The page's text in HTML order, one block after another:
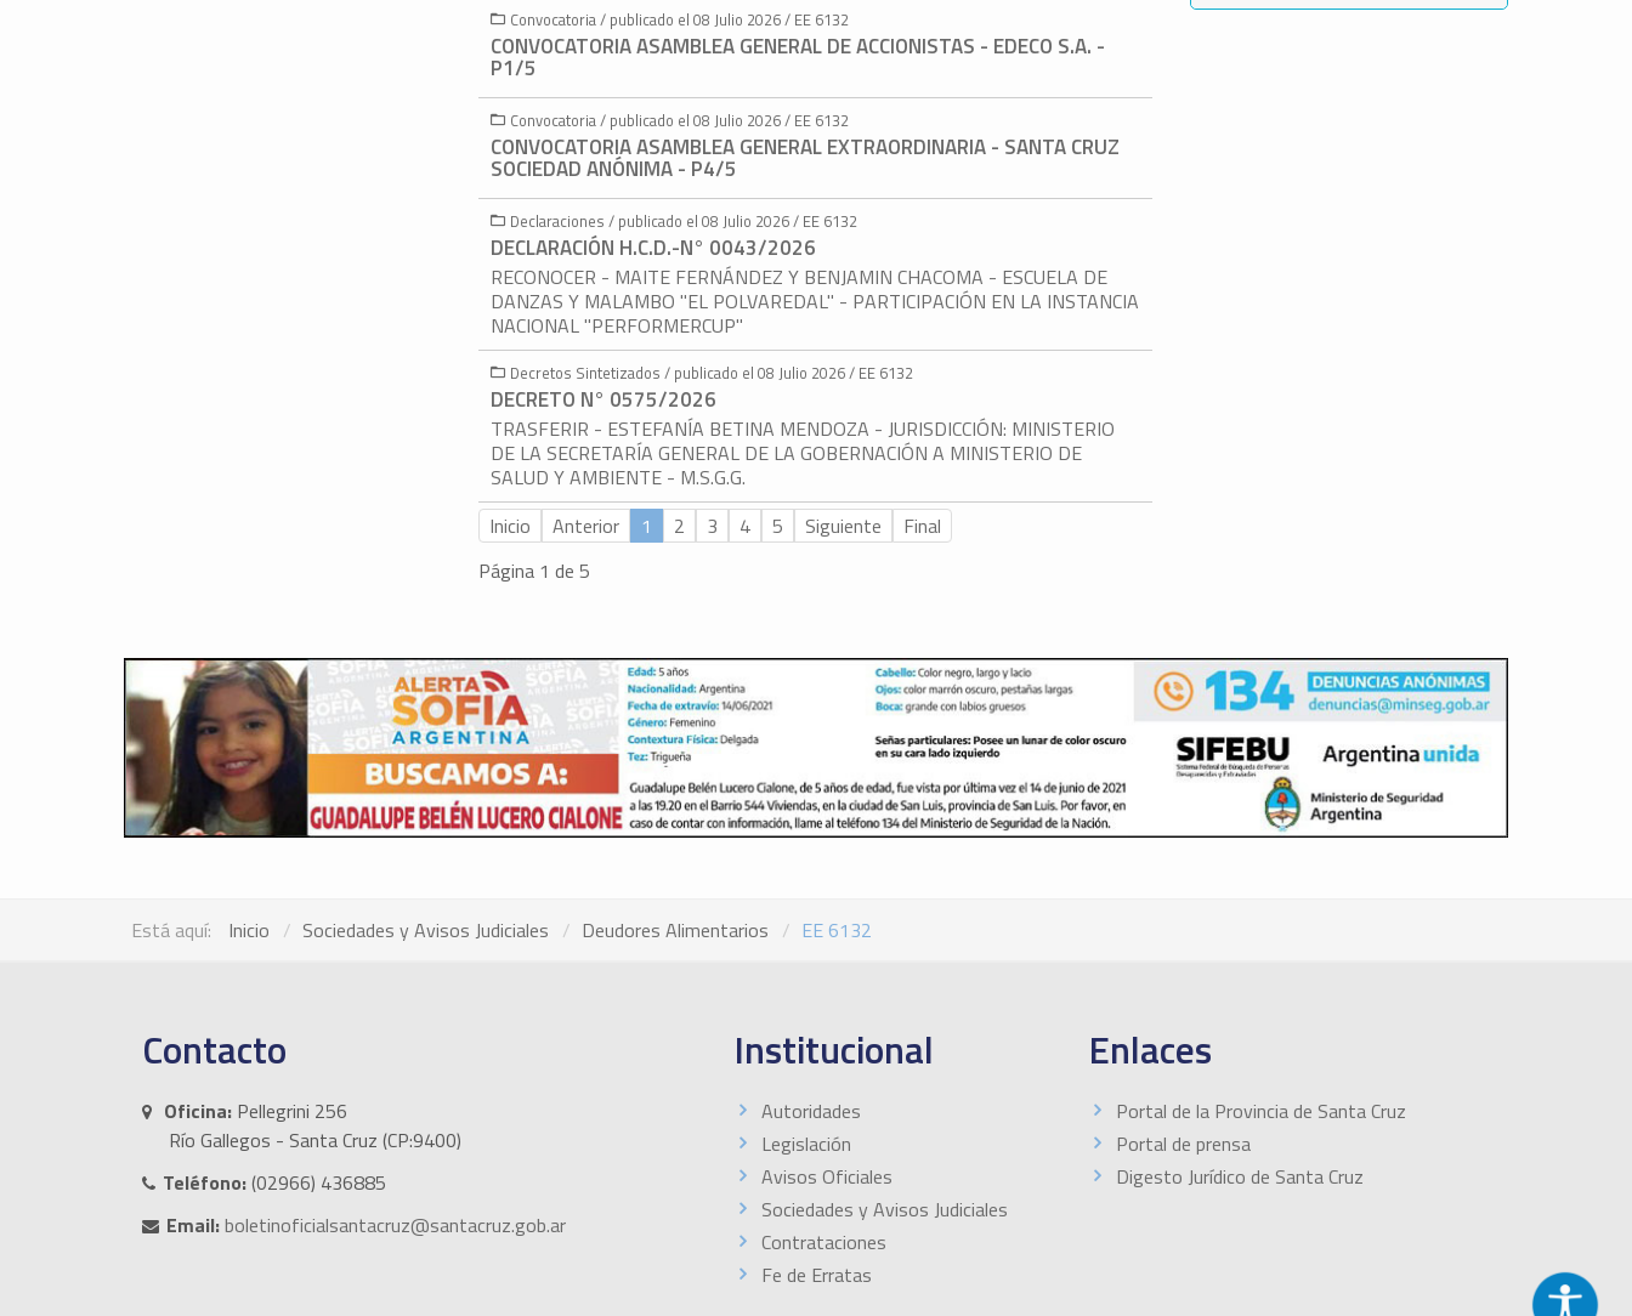
Convocatoria / publicado el 08 Julio 2026 / EE 6132
CONVOCATORIA ASAMBLEA GENERAL DE ACCIONISTAS - EDECO S.A. -
P1/5
Convocatoria / publicado el 08 Julio 2026 / EE 6132
CONVOCATORIA ASAMBLEA GENERAL EXTRAORDINARIA - SANTA CRUZ
SOCIEDAD ANÓNIMA - P4/5
Declaraciones / publicado el 08 Julio 2026 / EE 6132
DECLARACIÓN H.C.D.-N° 0043/2026
RECONOCER - MAITE FERNÁNDEZ Y BENJAMIN CHACOMA - ESCUELA DE
DANZAS Y MALAMBO "EL POLVAREDAL" - PARTICIPACIÓN EN LA INSTANCIA
NACIONAL "PERFORMERCUP"
Decretos Sintetizados / publicado el 08 Julio 2026 / EE 6132
DECRETO N° 0575/2026
TRASFERIR - ESTEFANÍA BETINA MENDOZA - JURISDICCIÓN: MINISTERIO
DE LA SECRETARÍA GENERAL DE LA GOBERNACIÓN A MINISTERIO DE
SALUD Y AMBIENTE - M.S.G.G.
Inicio
Anterior 1 2 3 4 5 Siguiente
Final
Página 1 de 5
Está aquí: Inicio Sociedades y Avisos Judiciales Deudores Alimentarios EE 6132
Contacto
Oficina: Pellegrini 256
Río Gallegos - Santa Cruz (CP:9400)
Teléfono:(02966) 436885
Email:boletinoficialsantacruz@santacruz.gob.ar
Institucional
Autoridades
Legislación
Avisos Oficiales
Sociedades y Avisos Judiciales
Contrataciones
Fe de Erratas
Enlaces
Portal de la Provincia de Santa Cruz
Portal de prensa
Digesto Jurídico de Santa Cruz